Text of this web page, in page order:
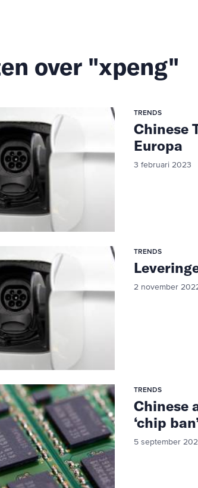
over "xpeng"
TRENDS
Chinese
Europa
3 februari 2023
TRENDS
2 november
TRENDS
Chinese
‘chip
5 september